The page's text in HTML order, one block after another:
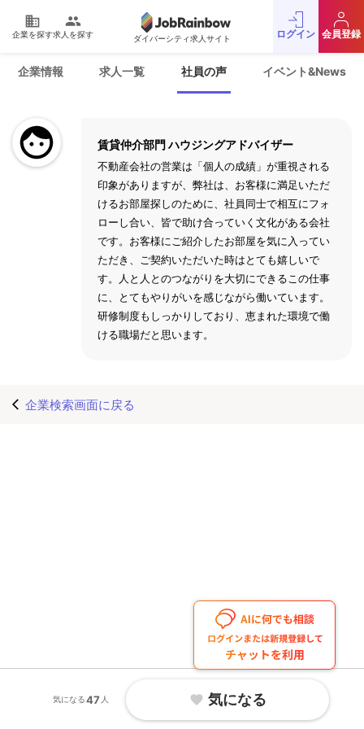
domain
企業を探す
people
求人を探す ダイバーシティ求人サイト ログイン 会員登録
気になる47 人 favorite 気になる
企業情報 求人一覧 社員の声 イベント&News
賃貸仲介部門 ハウジングアドバイザー
不動産会社の営業は「個人の成績」が重視される
印象がありますが、弊社は、お客様に満足いただ
けるお部屋探しのために、社員同士で相互にフォ
ローし合い、皆で助け合っていく文化がある会社
です。お客様にご紹介したお部屋を気に入ってい
ただき、ご契約いただいた時はとても嬉しいで
す。人と人とのつながりを大切にできるこの仕事
に、とてもやりがいを感じながら働いています。
研修制度もしっかりしており、恵まれた環境で働
ける職場だと思います。
arrow_back_ios 企業検索画面に戻る
プライバシーポリシー